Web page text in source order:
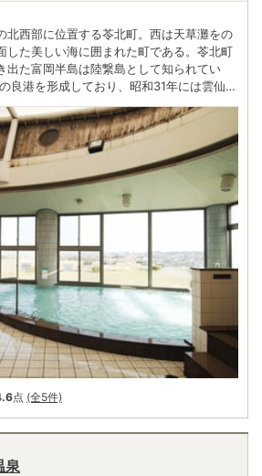
北西部に位置する苓北町。西は天草灘をの
した美しい海に囲まれた町である。苓北町
出た富岡半島は陸繋島として知られてい
ている。半島から伸びた砂嘴の巴崎は小天
の天然記念物ハマジンチョウが群生して
でもある 。 年に2回、春と秋に
れる「天草西海岸窯元めぐり」が開催され
歩いて温泉に浸かるのも楽しいだろう。ま
豊富で、お土産にぴったりのものが見つか
点 (全5件)
泉